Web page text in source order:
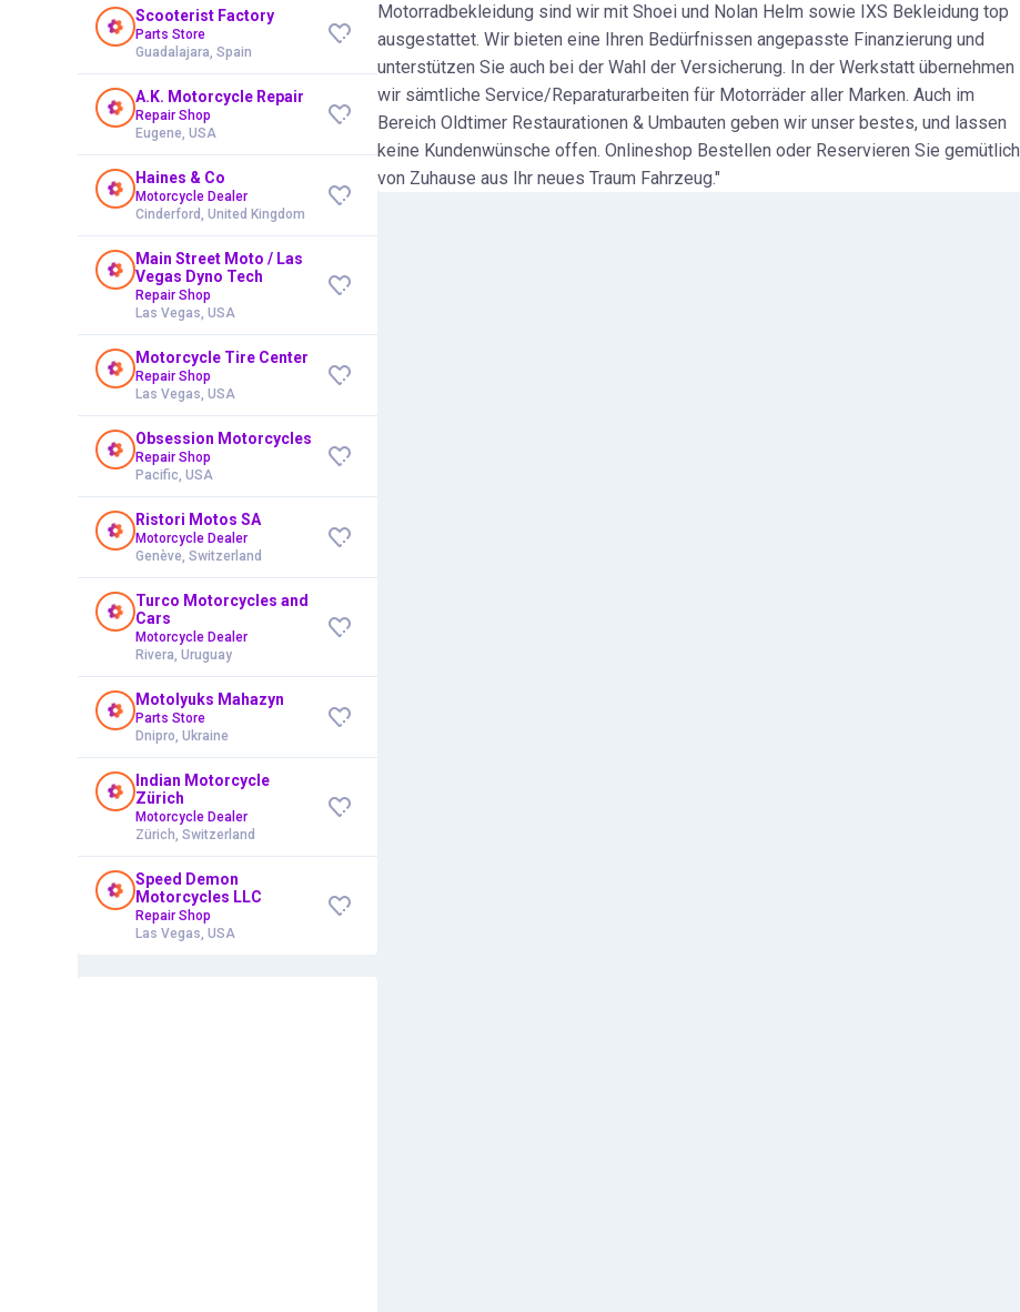
Scooterist Factory
Parts Store
Guadalajara, Spain
A.K. Motorcycle Repair
Repair Shop
Eugene, USA
Haines & Co
Motorcycle Dealer
Cinderford, United Kingdom
Main Street Moto / Las
Vegas Dyno Tech
Repair Shop
Las Vegas, USA
Motorcycle Tire Center
Repair Shop
Las Vegas, USA
Obsession Motorcycles
Repair Shop
Pacific, USA
Ristori Motos SA
Motorcycle Dealer
Genève, Switzerland
Turco Motorcycles and
Cars
Motorcycle Dealer
Rivera, Uruguay
Motolyuks Mahazyn
Parts Store
Dnipro, Ukraine
Indian Motorcycle
Zürich
Motorcycle Dealer
Zürich, Switzerland
Speed Demon
Motorcycles LLC
Repair Shop
Las Vegas, USA
Motorradbekleidung sind wir mit Shoei und Nolan Helm sowie IXS Bekleidung top
ausgestattet. Wir bieten eine Ihren Bedürfnissen angepasste Finanzierung und
unterstützen Sie auch bei der Wahl der Versicherung. In der Werkstatt übernehmen
wir sämtliche Service/Reparaturarbeiten für Motorräder aller Marken. Auch im
Bereich Oldtimer Restaurationen & Umbauten geben wir unser bestes, und lassen
keine Kundenwünsche offen. Onlineshop Bestellen oder Reservieren Sie gemütlich
von Zuhause aus Ihr neues Traum Fahrzeug."